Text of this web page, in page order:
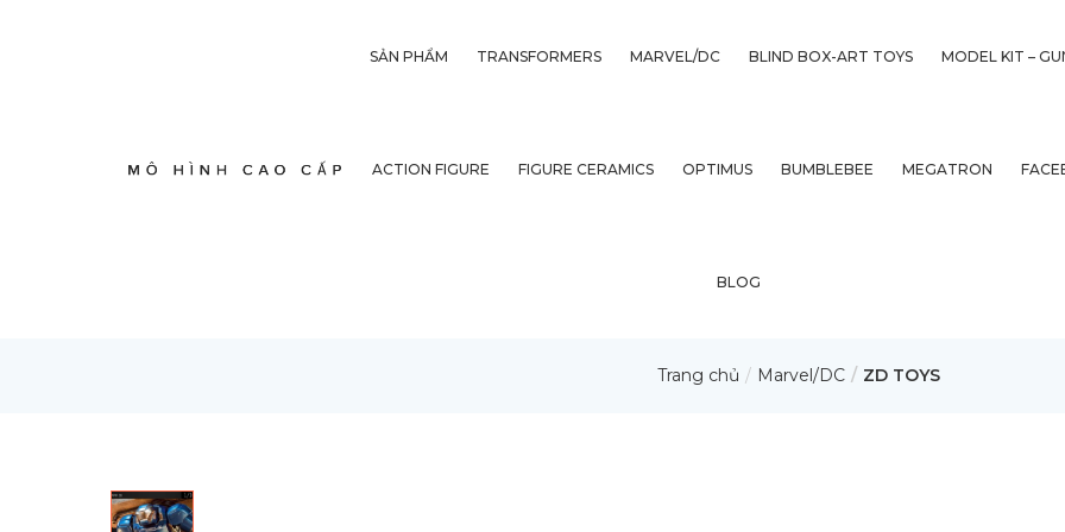
SẢN PHẨM TRANSFORMERS MARVEL/DC BLIND BOX-ART TOYS MODEL KIT –
ACTION FIGURE FIGURE CERAMICS OPTIMUS BUMBLEBEE MEGATRON
BLOG
Trang chủ Marvel/DC ZD TOYS